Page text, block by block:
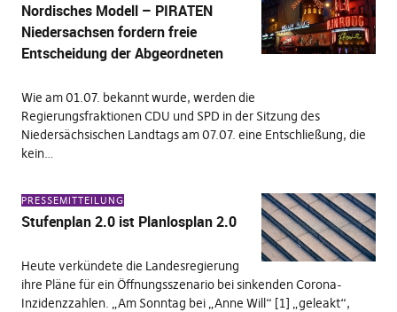
Nordisches Modell – PIRATEN
Niedersachsen fordern freie
Entscheidung der Abgeordneten
Wie am 01.07. bekannt wurde, werden die
Regierungsfraktionen CDU und SPD in der Sitzung des
Niedersächsischen Landtags am 07.07. eine Entschließung, die
kein…
PRESSEMITTEILUNG
Stufenplan 2.0 ist Planlosplan 2.0
Heute verkündete die Landesregierung
ihre Pläne für ein Öffnungsszenario bei sinkenden Corona-
Inzidenzzahlen. „Am Sonntag bei „Anne Will“ [1] „geleakt“,